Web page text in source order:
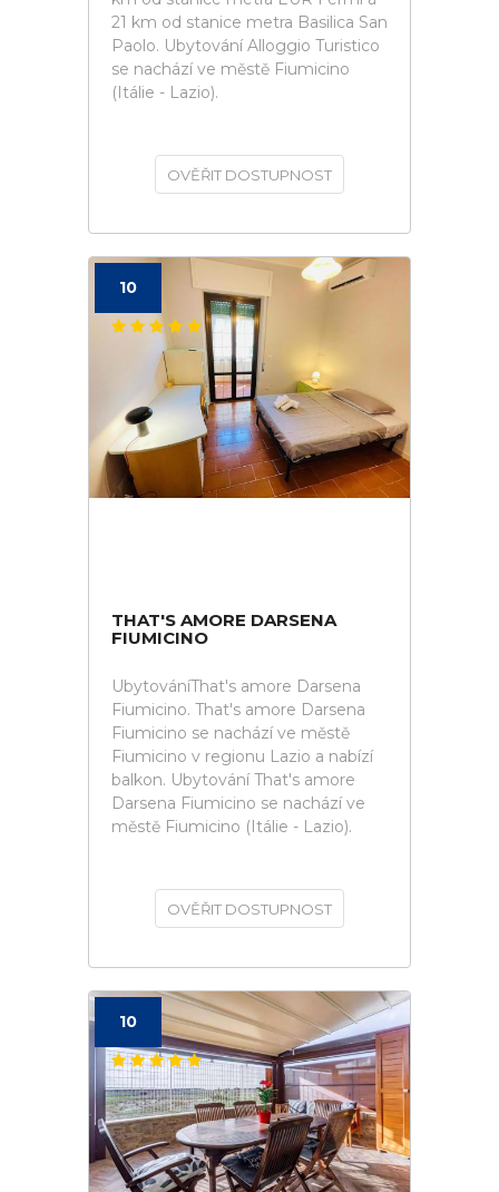
21 km od stanice metra Basilica San
Paolo. Ubytování Alloggio Turistico
se nachází ve městě Fiumicino
(Itálie - Lazio).
OVĚŘIT DOSTUPNOST
10
THAT'S AMORE DARSENA
FIUMICINO
UbytováníThat's amore Darsena
Fiumicino. That's amore Darsena
Fiumicino se nachází ve městě
Fiumicino v regionu Lazio a nabízí
balkon. Ubytování That's amore
Darsena Fiumicino se nachází ve
městě Fiumicino (Itálie - Lazio).
OVĚŘIT DOSTUPNOST
10